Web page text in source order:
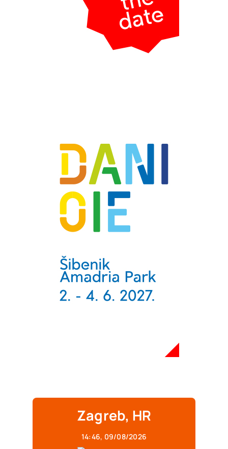
Zagreb, HR
14:46, 09/08/2026